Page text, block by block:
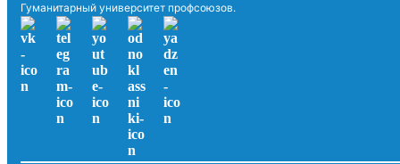
Гуманитарный университет профсоюзов.